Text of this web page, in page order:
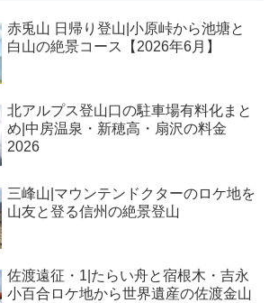
赤兎山 日帰り登山|小原峠から池塘と
白山の絶景コース【2026年6月】
北アルプス登山口の駐車場有料化まと
め|中房温泉・新穂高・扇沢の料金
2026
三峰山|マウンテンドクターのロケ地を
山友と登る信州の絶景登山
佐渡遠征・1|たらい舟と宿根木・吉永
小百合ロケ地から世界遺産の佐渡金山